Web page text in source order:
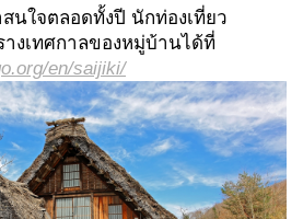
นใจตลอดทั้งปี นักท่องเที่ยว
งเทศกาลของหมู่บ้านได้ที่
en/saijiki/